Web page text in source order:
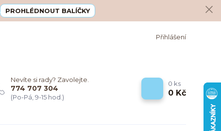
PROHLÉDNOUT BALÍČKY
Přihlášení
Nevíte si rady? Zavolejte.
774 707 304
(Po-Pá, 9-15 hod.)
0 ks
0 Kč